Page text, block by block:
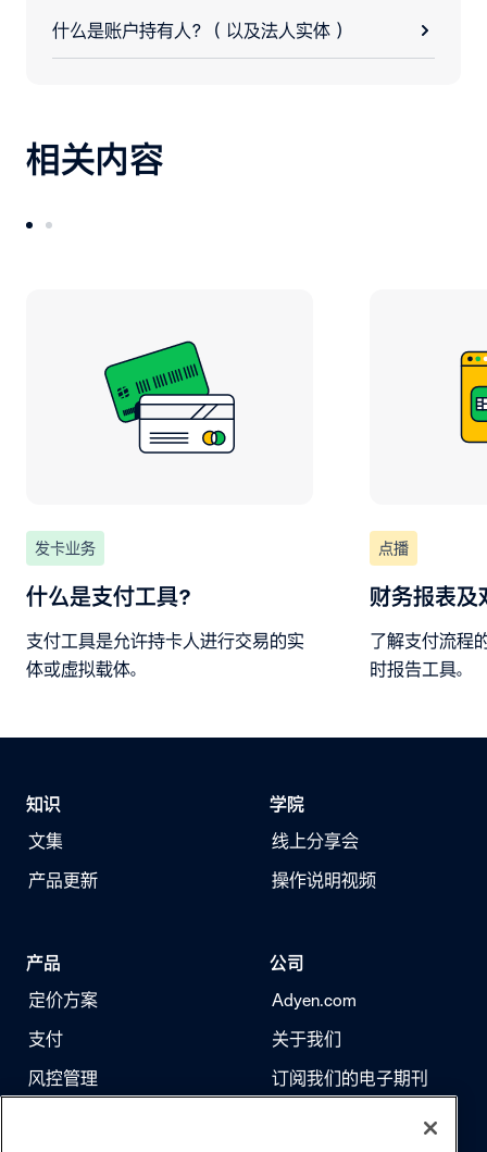
什么是账户持有人？（以及法人实体）
相关内容
发卡业务
什么是支付工具？
支付工具是允许持卡人进行交易的实
体或虚拟载体。
点播
财务报表及
了解支付流程
时报告工具。
知识
文集
产品更新
学院
线上分享会
操作说明视频
产品
定价方案
支付
风控管理
公司
Adyen.com
关于我们
订阅我们的电子期刊